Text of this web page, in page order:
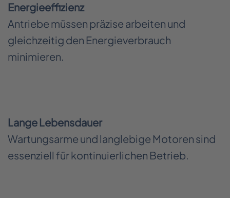
Energieeffizienz
Antriebe müssen präzise arbeiten und
gleichzeitig den Energieverbrauch
minimieren.
Lange Lebensdauer
Wartungsarme und langlebige Motoren sind
essenziell für kontinuierlichen Betrieb.